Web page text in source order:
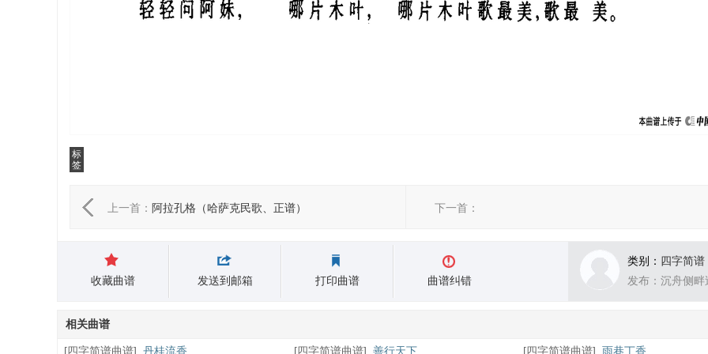
标
签
上一首： 阿拉孔格（哈萨克民歌、正谱） 下一首：
收藏曲谱 发送到邮箱 打印曲谱 曲谱纠错
类别： 四字简谱
发布：沉舟侧畔
相关曲谱
[四字简谱曲谱] 丹桂流香 [四字简谱曲谱] 善行天下 [四字简谱曲谱] 雨巷丁香